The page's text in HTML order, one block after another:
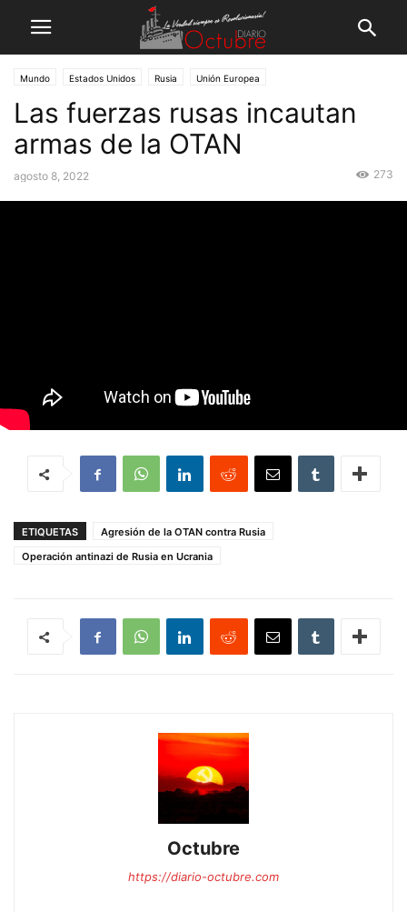
Mundo Estados Unidos Rusia Unión Europea
Las fuerzas rusas incautan
armas de la OTAN
agosto 8, 2022 273
ETIQUETAS
Agresión de la OTAN contra Rusia
Operación antinazi de Rusia en Ucrania
Octubre
https://diario-octubre.com